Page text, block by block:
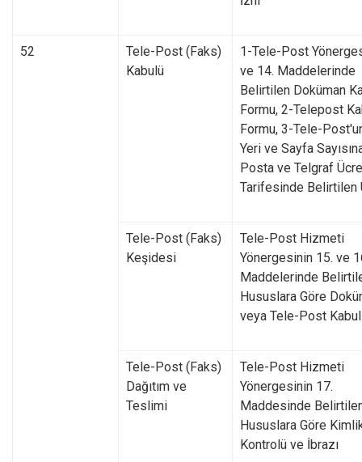
52
Tele-Post (Faks)
Kabulü
1-Tele-Post
ve 14. Maddelerinde
Belirtilen Doküman
Formu, 2-Telepost
Formu, 3-Tele-
Yeri ve Sayfa
Posta ve Telgraf
Tarifesinde Belirtilen
Tele-Post (Faks)
Keşidesi
Tele-Post Hizmeti
Yönergesinin 15. ve
Maddelerinde
Hususlara Göre
veya Tele-Post
Tele-Post (Faks)
Dağıtım ve
Teslimi
Tele-Post Hizmeti
Yönergesinin 17.
Maddesinde
Hususlara Göre
Kontrolü ve İbrazı